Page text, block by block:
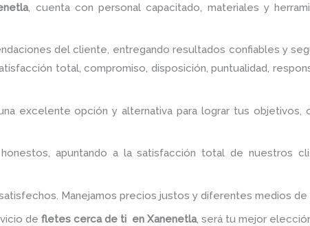
, cuenta con personal capacitado, materiales y
del cliente, entregando resultados confiables y
total, compromiso, disposición, puntualidad,
excelente opción y alternativa para lograr tus objetivos,
apuntando a la satisfacción total de nuestros
Manejamos precios justos y diferentes medios de
de fletes cerca de ti en Xanenetla, será tu mejor